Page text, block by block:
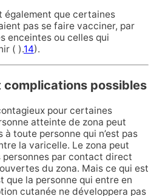
également que certaines
pas se faire vacciner, par
enceintes ou celles qui
( ).14).
complications possibles
pour certaines
atteinte de zona peut
toute personne qui n’est pas
la varicelle. Le zona peut
personnes par contact direct
du zona. Mais ce qui est
que la personne qui entre en
cutanée ne développera pas